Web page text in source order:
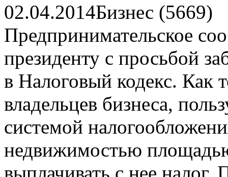
02.04.2014Бизнес (5669)
Предпринимательское
президенту с просьбой
в Налоговый кодекс. Как
владельцев бизнеса,
системой
недвижимостью
выплачивать с нее налог.